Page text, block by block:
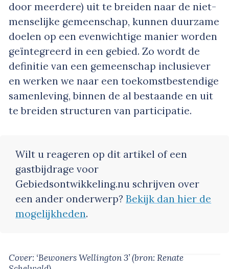
door meerdere) uit te breiden naar de niet-
menselijke gemeenschap, kunnen duurzame
doelen op een evenwichtige manier worden
geïntegreerd in een gebied. Zo wordt de
definitie van een gemeenschap inclusiever
en werken we naar een toekomstbestendige
samenleving, binnen de al bestaande en uit
te breiden structuren van participatie.
Wilt u reageren op dit artikel of een
gastbijdrage voor
Gebiedsontwikkeling.nu schrijven over
een ander onderwerp?Bekijk dan hier de
mogelijkheden.
Cover: ‘Bewoners Wellington 3’(bron: Renate